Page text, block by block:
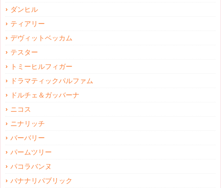
ダンヒル
ティアリー
デヴィットベッカム
テスター
トミーヒルフィガー
ドラマティックパルファム
ドルチェ＆ガッバーナ
ニコス
ニナリッチ
バーバリー
パームツリー
パコラバンヌ
バナナリパブリック